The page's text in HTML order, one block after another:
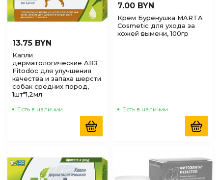
13.75 BYN
Капли
дерматологические AВЗ
Fitodoc для улучшения
качества и запаха шерсти
собак средних пород,
1шт*1,2мл
Есть в наличии
7.00 BYN
Крем Буренушка MARTA
Cosmetic для ухода за
кожей вымени, 100гр
Есть в наличии